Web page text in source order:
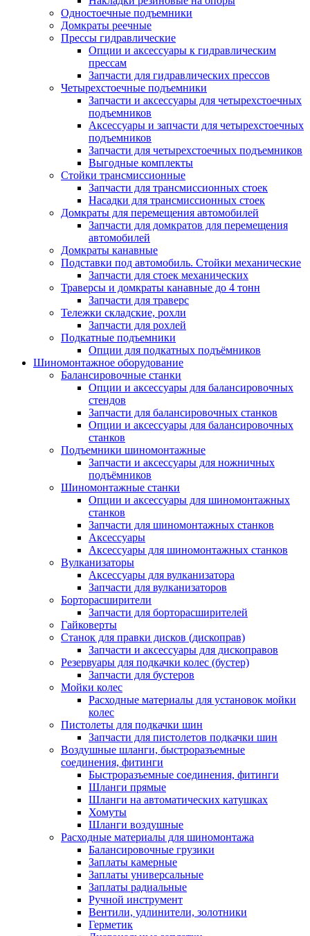
Одностоечные подъемники
Домкраты реечные
Прессы гидравлические
Опции и аксессуары к гидравлическим
прессам
Запчасти для гидравлических прессов
Четырехстоечные подъемники
Запчасти и аксессуары для четырехстоечных
подъемников
Аксессуары и запчасти для четырехстоечных
подъемников
Запчасти для четырехстоечных подъемников
Выгодные комплекты
Стойки трансмиссионные
Запчасти для трансмиссионных стоек
Насадки для трансмиссионных стоек
Домкраты для перемещения автомобилей
Запчасти для домкратов для перемещения
автомобилей
Домкраты канавные
Подставки под автомобиль. Стойки механические
Запчасти для стоек механических
Траверсы и домкраты канавные до 4 тонн
Запчасти для траверс
Тележки складские, рохли
Запчасти для рохлей
Подкатные подъемники
Опции для подкатных подъёмников
Шиномонтажное оборудование
Балансировочные станки
Опции и аксессуары для балансировочных
стендов
Запчасти для балансировочных станков
Опции и аксессуары для балансировочных
станков
Подъемники шиномонтажные
Запчасти и аксессуары для ножничных
подъёмников
Шиномонтажные станки
Опции и аксессуары для шиномонтажных
станков
Запчасти для шиномонтажных станков
Аксессуары
Аксессуары для шиномонтажных станков
Вулканизаторы
Аксессуары для вулканизатора
Запчасти для вулканизаторов
Борторасширители
Запчасти для борторасширителей
Гайковерты
Станок для правки дисков (дископрав)
Запчасти и аксессуары для дископравов
Резервуары для подкачки колес (бустер)
Запчасти для бустеров
Мойки колес
Расходные материалы для установок мойки
колес
Пистолеты для подкачки шин
Запчасти для пистолетов подкачки шин
Воздушные шланги, быстроразъемные
соединения, фитинги
Быстроразъемные соединения, фитинги
Шланги прямые
Шланги на автоматических катушках
Хомуты
Шланги воздушные
Расходные материалы для шиномонтажа
Балансировочные грузики
Заплаты камерные
Заплаты универсальные
Заплаты радиальные
Ручной инструмент
Вентили, удлинители, золотники
Герметик